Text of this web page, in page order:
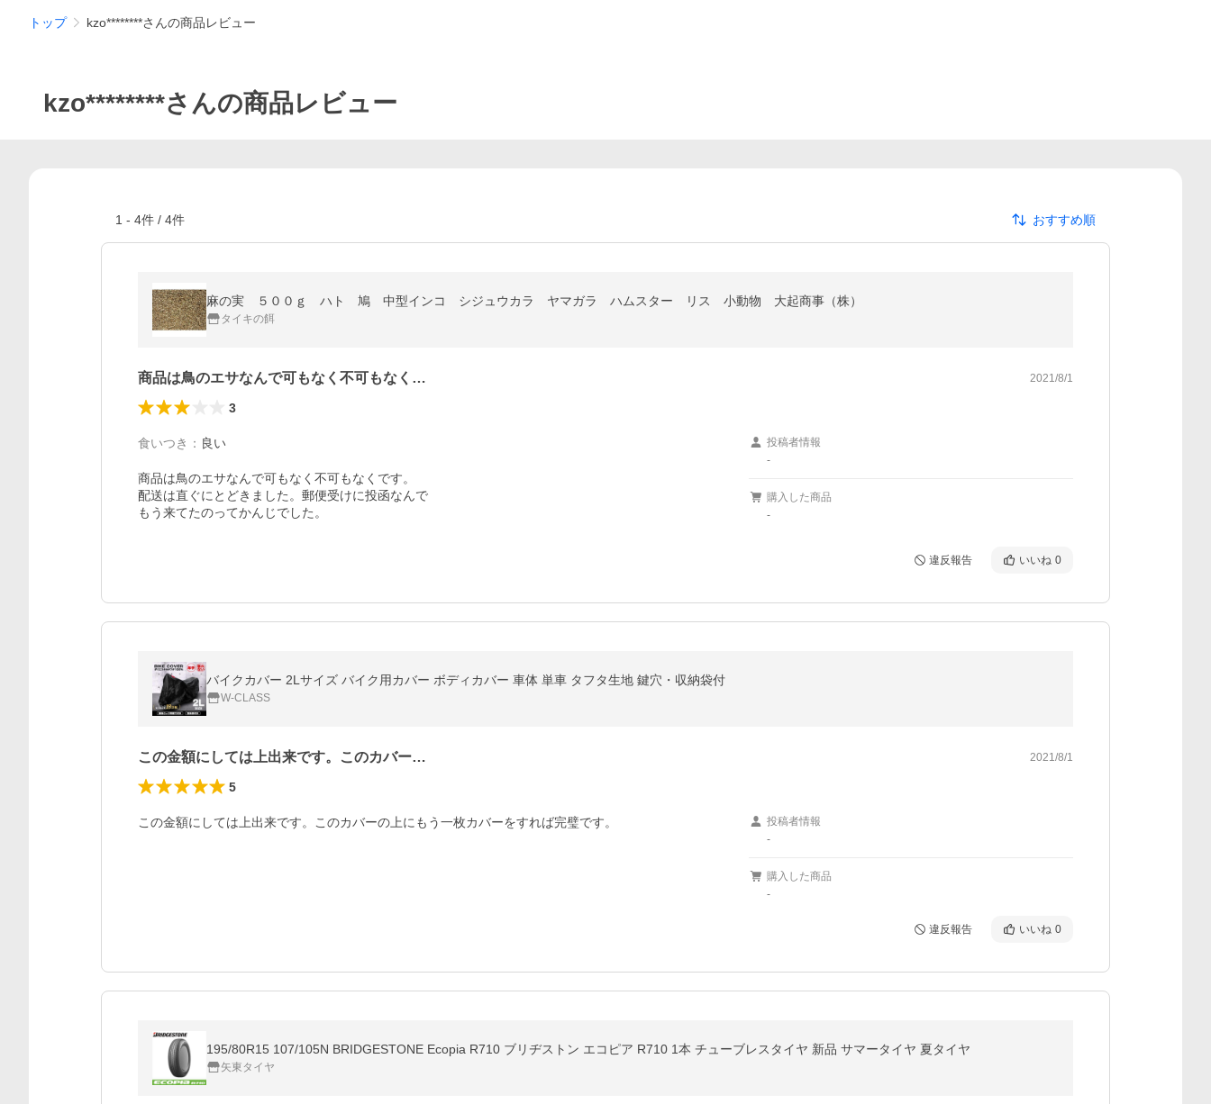
トップ kzo********さんの商品レビュー
kzo********さんの商品レビュー
1 - 4件 / 4件 おすすめ順
麻の実 ５００ｇ ハト 鳩 中型インコ シジュウカラ ヤマガラ ハムスター リス 小動物 大起商事（株）
タイキの餌
商品は鳥のエサなんで可もなく不可もなく… 2021/8/1
3
食いつき ： 良い
商品は鳥のエサなんで可もなく不可もなくです。
配送は直ぐにとどきました。郵便受けに投函なんで
もう来てたのってかんじでした。
投稿者情報
-
購入した商品
-
違反報告 いいね 0
バイクカバー 2Lサイズ バイク用カバー ボディカバー 車体 単車 タフタ生地 鍵穴・収納袋付
W-CLASS
この金額にしては上出来です。このカバー… 2021/8/1
5
この金額にしては上出来です。このカバーの上にもう一枚カバーをすれば完璧です。
投稿者情報
-
購入した商品
-
違反報告 いいね 0
195/80R15 107/105N BRIDGESTONE Ecopia R710 ブリヂストン エコピア R710 1本 チューブレスタイヤ 新品 サマータイヤ 夏タイヤ
矢東タイヤ